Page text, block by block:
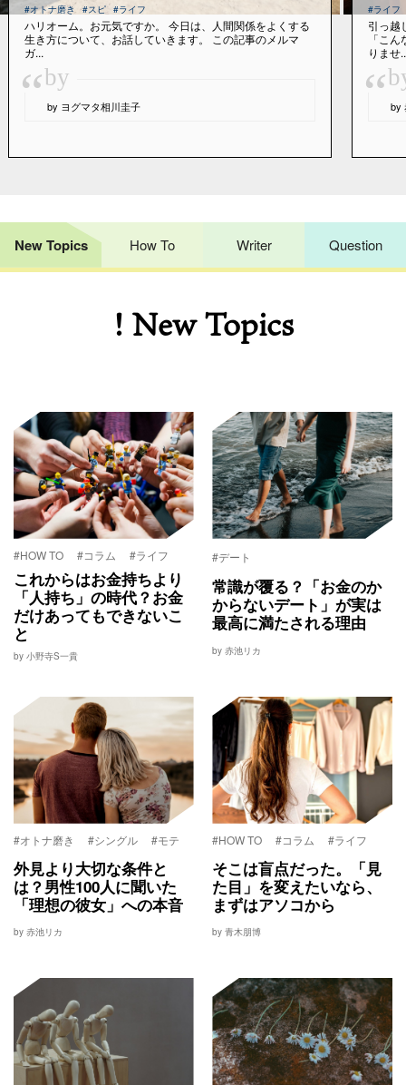
#オトナ磨き #スピ #ライフ
ハリオーム。お元気ですか。 今日は、人間関係をよくする
生き方について、お話していきます。 この記事のメルマ
ガ...
“by
by ヨグマタ相川圭子
#ライフ
引っ越
「こ
りませ
“ by
New Topics How To Writer Question
! New Topics
#HOW TO #コラム #ライフ
これからはお金持ちより
「人持ち」の時代？お金
だけあってもできないこ
と
by 小野寺S一貴
#デート
常識が覆る？「お金のか
からないデート」が実は
最高に満たされる理由
by 赤池リカ
#オトナ磨き #シングル #モテ
外見より大切な条件と
は？男性100人に聞いた
「理想の彼女」への本音
by 赤池リカ
#HOW TO #コラム #ライフ
そこは盲点だった。「見
た目」を変えたいなら、
まずはアソコから
by 青木朋博